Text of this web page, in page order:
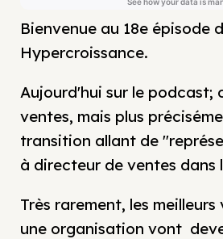
Bienvenue au 18e épisode
Hypercroissance.
Aujourd'hui sur le podcast;
ventes, mais plus
transition allant de
à directeur de ventes dans
Très rarement, les meilleurs
une organisation vont